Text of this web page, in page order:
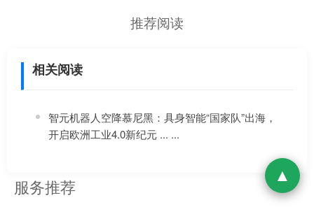
推荐阅读
相关阅读
智元机器人空降慕尼黑：具身智能“国家队”出海，
开启欧洲工业4.0新纪元 ... ...
服务推荐